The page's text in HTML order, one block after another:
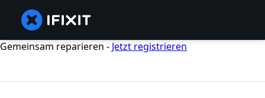
Gemeinsam reparieren - Jetzt registrieren